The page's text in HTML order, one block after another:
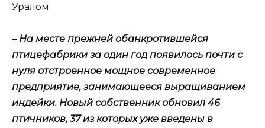
Уралом.
– На месте прежней обанкротившейся
птицефабрики за один год появилось почти с
нуля отстроенное мощное современное
предприятие, занимающееся выращиванием
индейки. Новый собственник обновил 46
птичников, 37 из которых уже введены в